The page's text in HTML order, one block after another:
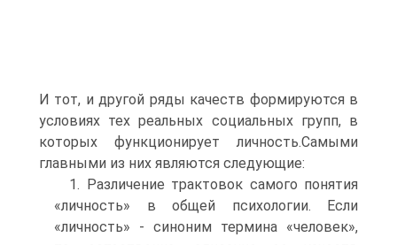
И тот, и другой ряды качеств формируются в
условиях тех реальных социальных групп, в
которых функционирует личность.Самыми
главными из них являются следующие:
1. Различение трактовок самого понятия
«личность» в общей психологии. Если
«личность» - синоним термина «человек»,